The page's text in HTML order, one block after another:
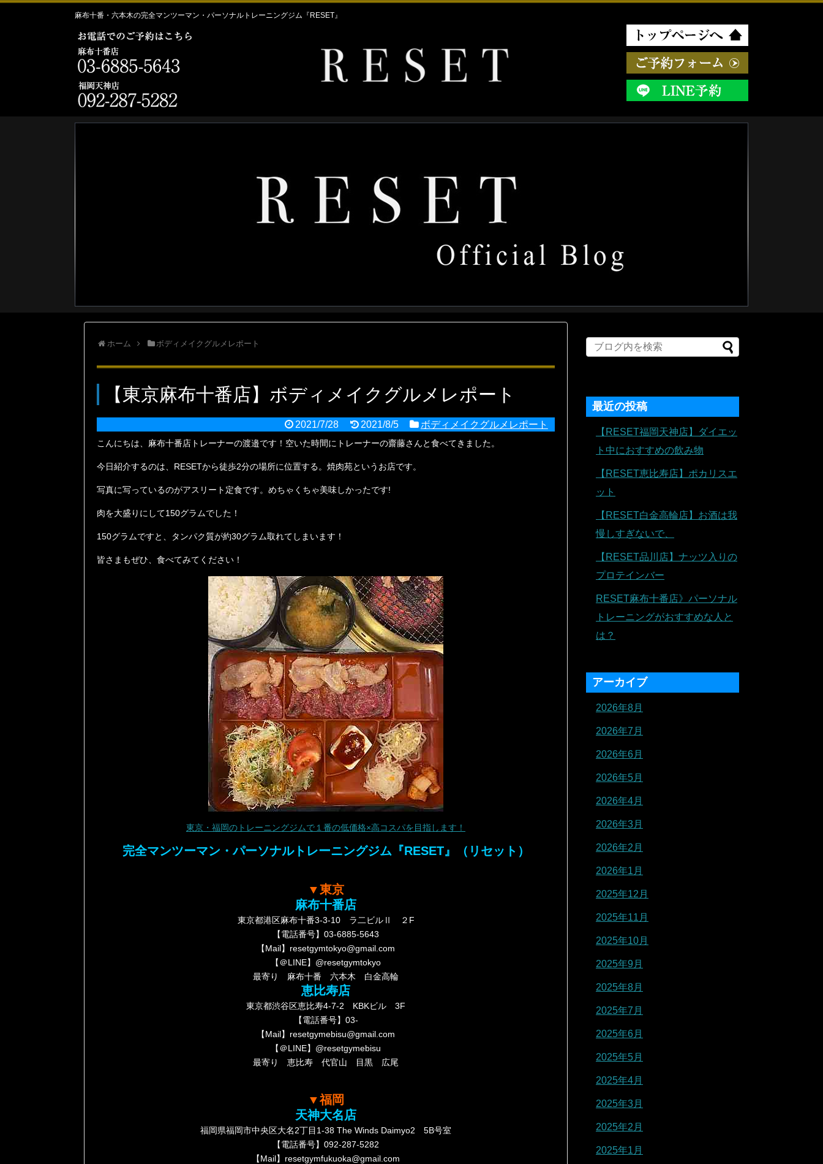
麻布十番・六本木の完全マンツーマン・パーソナルトレーニングジム『RESET』
ホーム ボディメイクグルメレポート
【東京麻布十番店】ボディメイクグルメレポート
2021/7/28 2021/8/5 ボディメイクグルメレポート
こんにちは、麻布十番店トレーナーの渡邉です！空いた時間にトレーナーの齋藤さんと食べてきました。
今日紹介するのは、RESETから徒歩2分の場所に位置する。焼肉苑というお店です。
写真に写っているのがアスリート定食です。めちゃくちゃ美味しかったです!
肉を大盛りにして150グラムでした！
150グラムですと、タンパク質が約30グラム取れてしまいます！
皆さまもぜひ、食べてみてください！
東京・福岡のトレーニングジムで１番の低価格×高コスパを目指します！
完全マンツーマン・パーソナルトレーニングジム『RESET』（リセット）
▼東京
麻布十番店
東京都港区麻布十番3-3-10 ラ二ビルⅡ ２F
【電話番号】03-6885-5643
【Mail】resetgymtokyo@gmail.com
【＠LINE】@resetgymtokyo
最寄り 麻布十番 六本木 白金高輪
恵比寿店
東京都渋谷区恵比寿4-7-2 KBKビル 3F
【電話番号】03-
【Mail】resetgymebisu@gmail.com
【＠LINE】@resetgymebisu
最寄り 恵比寿 代官山 目黒 広尾
▼福岡
天神大名店
福岡県福岡市中央区大名2丁目1-38 The Winds Daimyo2 5B号室
【電話番号】092-287-5282
【Mail】resetgymfukuoka@gmail.com
最近の投稿
【RESET福岡天神店】ダイエッ
ト中におすすめの飲み物
【RESET恵比寿店】ポカリスエ
ット
【RESET白金高輪店】お酒は我
慢しすぎないで、
【RESET品川店】ナッツ入りの
プロテインバー
RESET麻布十番店》パーソナル
トレーニングがおすすめな人と
は？
アーカイブ
2026年8月
2026年7月
2026年6月
2026年5月
2026年4月
2026年3月
2026年2月
2026年1月
2025年12月
2025年11月
2025年10月
2025年9月
2025年8月
2025年7月
2025年6月
2025年5月
2025年4月
2025年3月
2025年2月
2025年1月